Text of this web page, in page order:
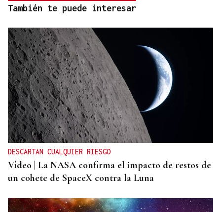
También te puede interesar
DESCARTAN CUALQUIER RIESGO
Vídeo | La NASA confirma el impacto de restos de
un cohete de SpaceX contra la Luna